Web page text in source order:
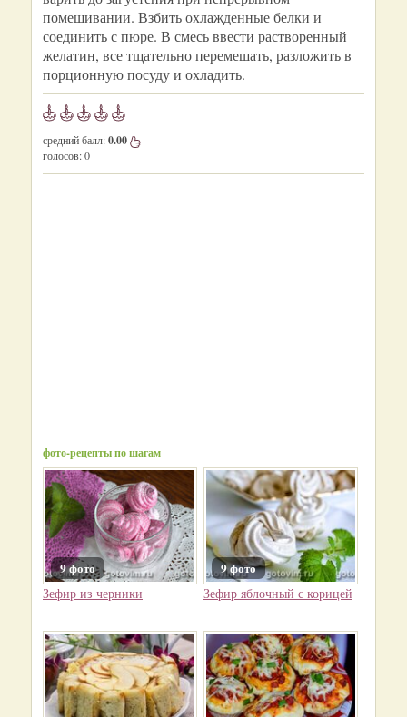
помешивании. Взбить охлажденные белки и
соединить с пюре. В смесь ввести растворенный
желатин, все тщательно перемешать, разложить в
порционную посуду и охладить.
средний балл:0.00
голосов:0
фото-рецепты по шагам
9 фото
Зефир из черники
9 фото
Зефир яблочный с корицей